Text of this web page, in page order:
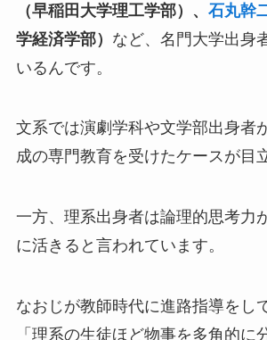
（早稲田大学理工学部）、 石丸幹
学経済学部） など、名門大学出身
いるんです。
文系では演劇学科や文学部出身者
成の専門教育を受けたケースが目
一方、理系出身者は論理的思考力
に活きると言われています。
なおじが教師時代に進路指導をし
「理系の生徒ほど物事を多角的に